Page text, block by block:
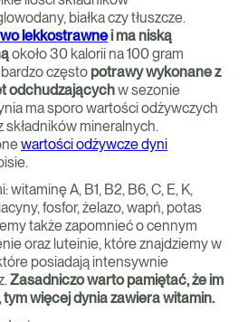
białka czy tłuszcze.
lekkostrawnei ma niską
około 30 kalorii na 100 gram
często potrawy wykonane z
odchudzającychw sezonie
ma sporo wartości odżywczych
składników mineralnych.
wartości odżywcze dyni
A, B1, B2, B6, C, E, K,
fosfor, żelazo, wapń, potas
także zapomnieć o cennym
oraz luteinie, które znajdziemy w
posiadają intensywnie
Zasadniczo warto pamiętać, że im
więcej dynia zawiera witamin.